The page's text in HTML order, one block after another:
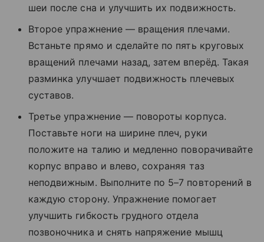
шеи после сна и улучшить их подвижность.
Второе упражнение — вращения плечами.
Встаньте прямо и сделайте по пять круговых
вращений плечами назад, затем вперёд. Такая
разминка улучшает подвижность плечевых
суставов.
Третье упражнение — повороты корпуса.
Поставьте ноги на ширине плеч, руки
положите на талию и медленно поворачивайте
корпус вправо и влево, сохраняя таз
неподвижным. Выполните по 5–7 повторений в
каждую сторону. Упражнение помогает
улучшить гибкость грудного отдела
позвоночника и снять напряжение мышц